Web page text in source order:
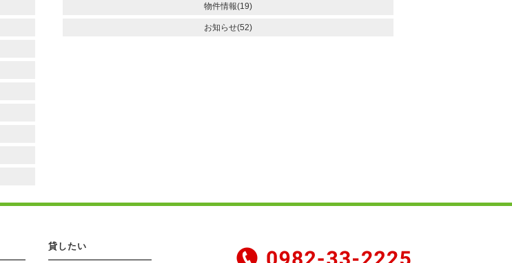
物件情報(19)
お知らせ(52)
貸したい